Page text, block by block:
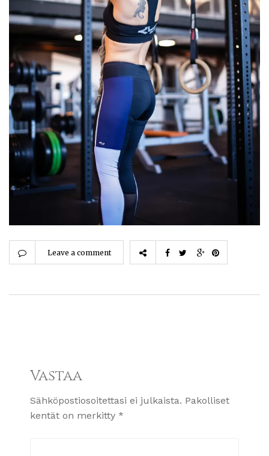
Leave a comment
Vastaa
Sähköpostiosoitettasi ei julkaista. Pakolliset
kentät on merkitty *